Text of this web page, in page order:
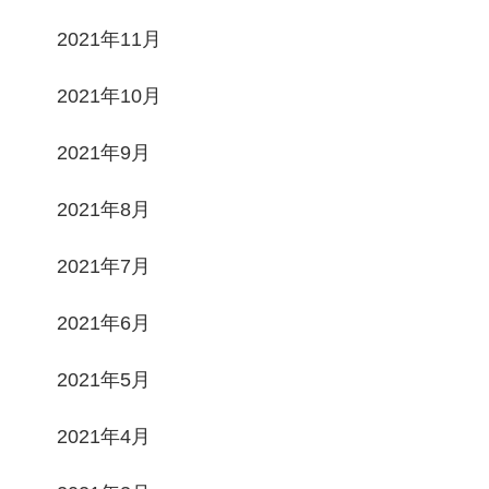
2021年11月
2021年10月
2021年9月
2021年8月
2021年7月
2021年6月
2021年5月
2021年4月